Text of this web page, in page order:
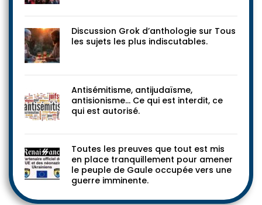
Discussion Grok d’anthologie sur Tous
les sujets les plus indiscutables.
Antisémitisme, antijudaïsme,
antisionisme… Ce qui est interdit, ce
qui est autorisé.
Toutes les preuves que tout est mis
en place tranquillement pour amener
le peuple de Gaule occupée vers une
guerre imminente.